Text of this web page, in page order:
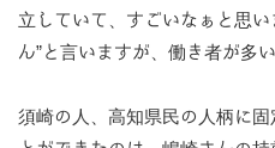
立していて、すごいなぁと思
ん”と言いますが、働き者が多
須崎の人、高知県民の人柄に